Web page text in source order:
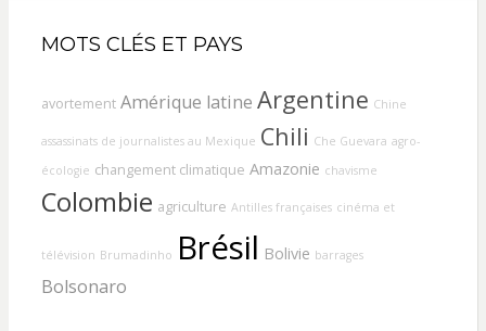
MOTS CLÉS ET PAYS
avortement Amérique latine Argentine Chine
assassinats de journalistes au Mexique Chili Che Guevara agro-
écologie changement climatique Amazonie chavisme
Colombie agriculture Antilles françaises cinéma et
télévision Brumadinho Brésil Bolivie barrages
Bolsonaro